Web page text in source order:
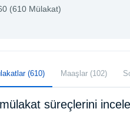
(610 Mülakat)
(610) Maaşlar (102)
süreçlerini